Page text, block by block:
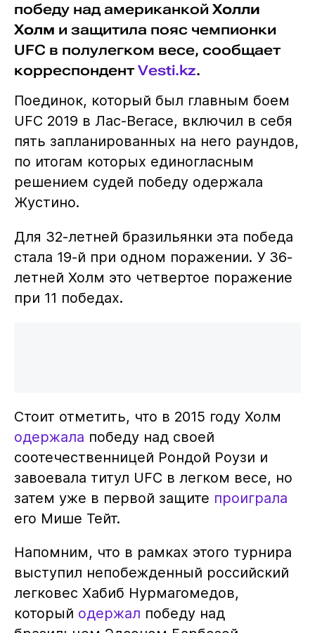
победу над американкой Холли
Холм и защитила пояс чемпионки
UFC в полулегком весе, сообщает
корреспондент Vesti.kz.
Поединок, который был главным боем
UFC 2019 в Лас-Вегасе, включил в себя
пять запланированных на него раундов,
по итогам которых единогласным
решением судей победу одержала
Жустино.
Для 32-летней бразильянки эта победа
стала 19-й при одном поражении. У 36-
летней Холм это четвертое поражение
при 11 победах.
Стоит отметить, что в 2015 году Холм
одержала победу над своей
соотечественницей Рондой Роузи и
завоевала титул UFC в легком весе, но
затем уже в первой защите проиграла
его Мише Тейт.
Напомним, что в рамках этого турнира
выступил непобежденный российский
легковес Хабиб Нурмагомедов,
который одержал победу над